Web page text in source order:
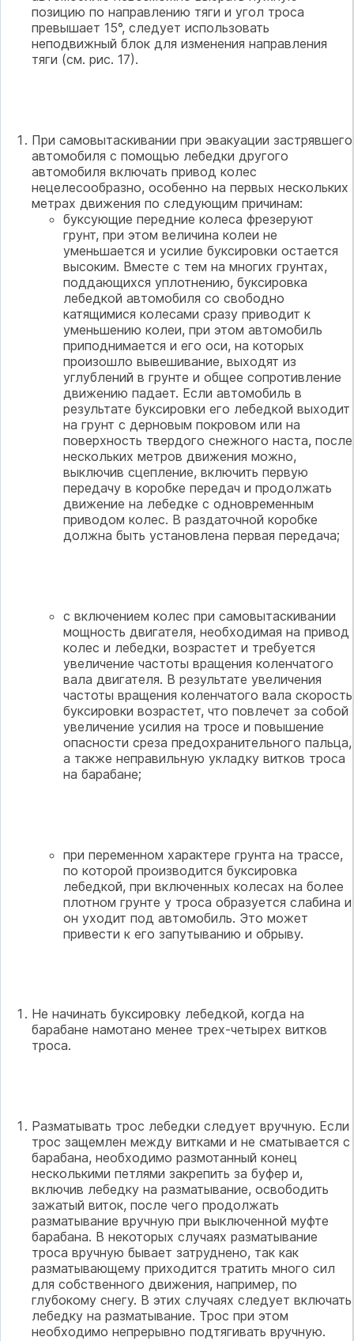
позицию по направлению тяги и угол троса
превышает 15°, следует использовать
неподвижный блок для изменения направления
тяги (см. рис. 17).
При самовытаскивании при эвакуации застрявшего
автомобиля с помощью лебедки другого
автомобиля включать привод колес
нецелесообразно, особенно на первых нескольких
метрах движения по следующим причинам:
буксующие передние колеса фрезеруют
грунт, при этом величина колеи не
уменьшается и усилие буксировки остается
высоким. Вместе с тем на многих грунтах,
поддающихся уплотнению, буксировка
лебедкой автомобиля со свободно
катящимися колесами сразу приводит к
уменьшению колеи, при этом автомобиль
приподнимается и его оси, на которых
произошло вывешивание, выходят из
углублений в грунте и общее сопротивление
движению падает. Если автомобиль в
результате буксировки его лебедкой выходит
на грунт с дерновым покровом или на
поверхность твердого снежного наста, после
нескольких метров движения можно,
выключив сцепление, включить первую
передачу в коробке передач и продолжать
движение на лебедке с одновременным
приводом колес. В раздаточной коробке
должна быть установлена первая передача;
с включением колес при самовытаскивании
мощность двигателя, необходимая на привод
колес и лебедки, возрастет и требуется
увеличение частоты вращения коленчатого
вала двигателя. В результате увеличения
частоты вращения коленчатого вала скорость
буксировки возрастет, что повлечет за собой
увеличение усилия на тросе и повышение
опасности среза предохранительного пальца,
а также неправильную укладку витков троса
на барабане;
при переменном характере грунта на трассе,
по которой производится буксировка
лебедкой, при включенных колесах на более
плотном грунте у троса образуется слабина и
он уходит под автомобиль. Это может
привести к его запутыванию и обрыву.
Не начинать буксировку лебедкой, когда на
барабане намотано менее трех-четырех витков
троса.
Разматывать трос лебедки следует вручную. Если
трос защемлен между витками и не сматывается с
барабана, необходимо размотанный конец
несколькими петлями закрепить за буфер и,
включив лебедку на разматывание, освободить
зажатый виток, после чего продолжать
разматывание вручную при выключенной муфте
барабана. В некоторых случаях разматывание
троса вручную бывает затруднено, так как
разматывающему приходится тратить много сил
для собственного движения, например, по
глубокому снегу. В этих случаях следует включать
лебедку на разматывание. Трос при этом
необходимо непрерывно подтягивать вручную.